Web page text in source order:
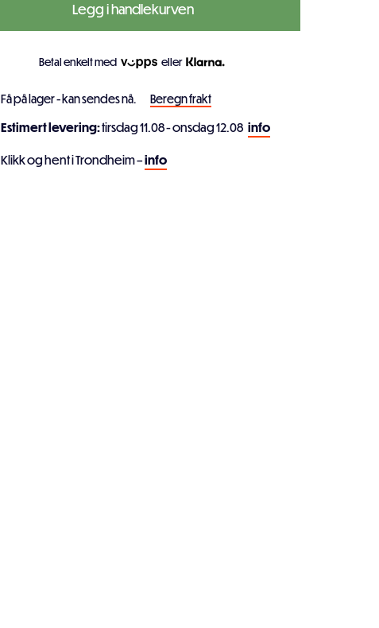
Legg i handlekurven
Betal enkelt med eller
Få på lager - kan sendes nå.
Beregn frakt
Estimert levering:tirsdag 11.08 - onsdag 12.08 info
Klikk og hent i Trondheim –info